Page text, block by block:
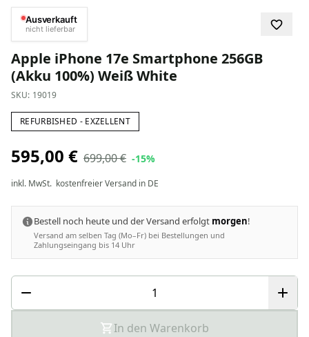
Ausverkauft
nicht lieferbar
Apple iPhone 17e Smartphone 256GB
(Akku 100%) Weiß White
SKU: 19019
REFURBISHED - EXZELLENT
595,00 € 699,00 € -15%
inkl. MwSt. kostenfreier Versand in DE
Bestell noch heute und der Versand erfolgt morgen!
Versand am selben Tag (Mo–Fr) bei Bestellungen und
Zahlungseingang bis 14 Uhr
In den Warenkorb